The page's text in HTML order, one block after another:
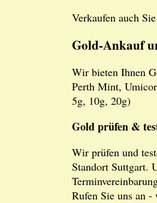
Verkaufen auch
Gold-Ankauf
Wir bieten Ihnen
Perth Mint,
5g, 10g, 20g)
Gold prüfen &
Wir prüfen und
Standort Suttgart.
Rufen Sie uns an